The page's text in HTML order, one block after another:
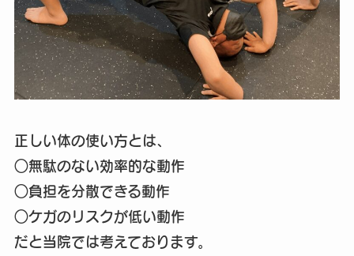
正しい体の使い方とは、
○無駄のない効率的な動作
○負担を分散できる動作
○ケガのリスクが低い動作
だと当院では考えております。